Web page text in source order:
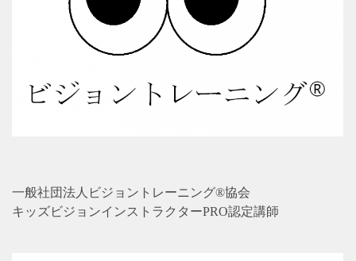
一般社団法人ビジョントレーニング®協会
キッズビジョンインストラクターPRO認定講師